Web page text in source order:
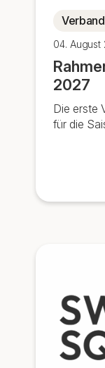
04. August
2027
Die erste
für die